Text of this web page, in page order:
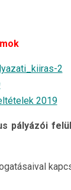
2
2019
pályázói